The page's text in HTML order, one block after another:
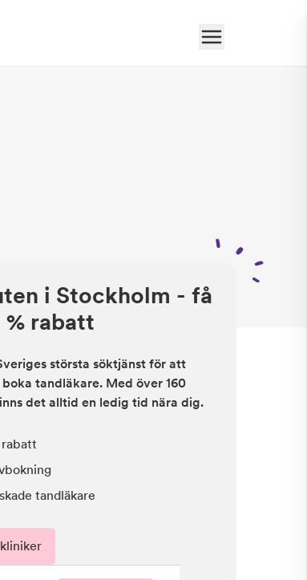
i Stockholm - få
rabatt
största söktjänst för att
tandläkare. Med över 160
det alltid en ledig tid nära dig.
tandläkare